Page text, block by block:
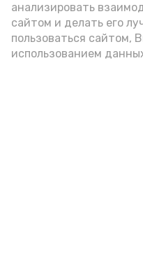
анализировать
сайтом и делать его
пользоваться сайтом,
использованием